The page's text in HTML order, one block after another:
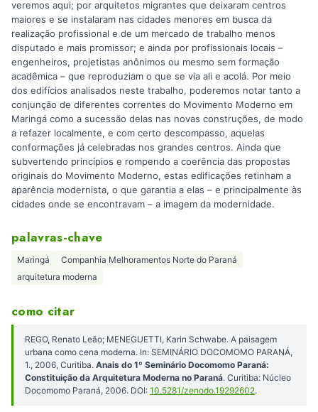
veremos aqui; por arquitetos migrantes que deixaram centros
maiores e se instalaram nas cidades menores em busca da
realização profissional e de um mercado de trabalho menos
disputado e mais promissor; e ainda por profissionais locais –
engenheiros, projetistas anônimos ou mesmo sem formação
acadêmica – que reproduziam o que se via ali e acolá. Por meio
dos edifícios analisados neste trabalho, poderemos notar tanto a
conjunção de diferentes correntes do Movimento Moderno em
Maringá como a sucessão delas nas novas construções, de modo
a refazer localmente, e com certo descompasso, aquelas
conformações já celebradas nos grandes centros. Ainda que
subvertendo princípios e rompendo a coerência das propostas
originais do Movimento Moderno, estas edificações retinham a
aparência modernista, o que garantia a elas – e principalmente às
cidades onde se encontravam – a imagem da modernidade.
palavras-chave
Maringá
Companhia Melhoramentos Norte do Paraná
arquitetura moderna
como citar
REGO, Renato Leão; MENEGUETTI, Karin Schwabe. A paisagem
urbana como cena moderna. In: SEMINÁRIO DOCOMOMO PARANÁ,
1., 2006, Curitiba. Anais do 1º Seminário Docomomo Paraná:
Constituição da Arquitetura Moderna no Paraná. Curitiba: Núcleo
Docomomo Paraná, 2006. DOI: 10.5281/zenodo.19292602.